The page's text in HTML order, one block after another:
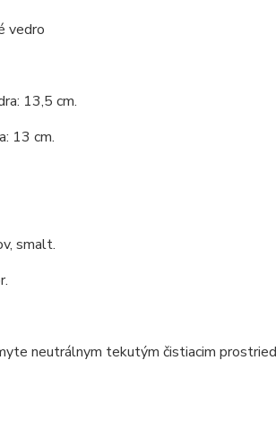
vedro
13,5 cm.
13 cm.
smalt.
neutrálnym tekutým čistiacim